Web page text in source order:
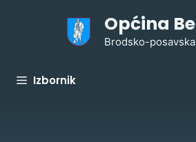
Općina
Brodsko-
Izbornik